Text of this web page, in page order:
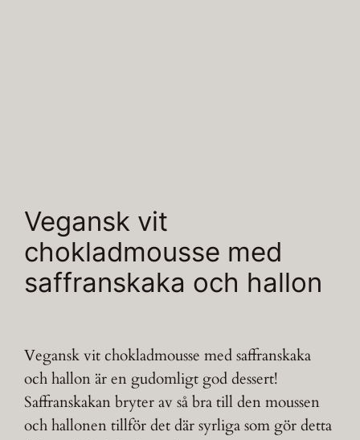
Vegansk vit
chokladmousse med
saffranskaka och hallon
Vegansk vit chokladmousse med saffranskaka
och hallon är en gudomligt god dessert!
Saffranskakan bryter av så bra till den moussen
och hallonen tillför det där syrliga som gör detta